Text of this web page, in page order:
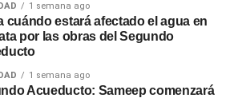
1 semana ago
cuándo estará afectado el agua en
por las obras del Segundo
1 semana ago
Acueducto: Sameep comenzará